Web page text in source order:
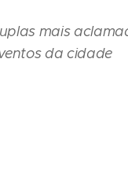
mais
da cidade